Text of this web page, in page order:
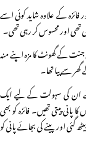
کے علاوہ شاید کوئی اسے
تھی اور محسوس کر رہی تھی۔
کے گھونٹ کا مزہ اپنے منہ
سے پیا تھا۔
ان کی سہولت کے لیے ایک
پیتی تھیں۔ فائزہ کو بھی
گئی اور پینے کی بجائے پانی کو